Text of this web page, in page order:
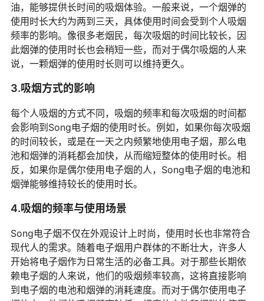
油，能够提供长时间的吸烟体验。一般来说，一个烟弹的
使用时长大约为两到三天，具体使用时间会受到个人吸烟
频率的影响。像很多老烟民，每次吸烟的时间比较长，因
此烟弹的使用时长也会稍短一些，而对于偶尔吸烟的人来
说，一颗烟弹的使用时长则可以维持更久。
3.吸烟方式的影响
每个人吸烟的方式不同，吸烟的频率和每次吸烟的时间都
会影响到Song电子烟的使用时长。例如，如果你每次吸烟
的时间较长，或是在一天之内频繁地使用电子烟，那么电
池和烟弹的消耗都会加快，从而缩短整体的使用时长。相
反，如果你是偶尔使用电子烟的人，Song电子烟的电池和
烟弹能够维持较长的使用时长。
4.吸烟的频率与使用场景
Song电子烟不仅在外观设计上时尚，使用时长也非常符合
现代人的需求。随着电子烟用户群体的不断壮大，许多人
开始将电子烟作为日常生活的必备工具。对于那些长期依
赖电子烟的人来说，他们的吸烟频率较高，这将直接影响
到电子烟的电池和烟弹的消耗速度。而对于偶尔使用电子